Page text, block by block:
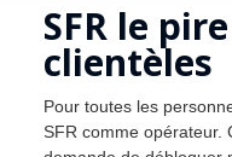
SFR le
clientèles
Pour toutes les
SFR comme opérateur.